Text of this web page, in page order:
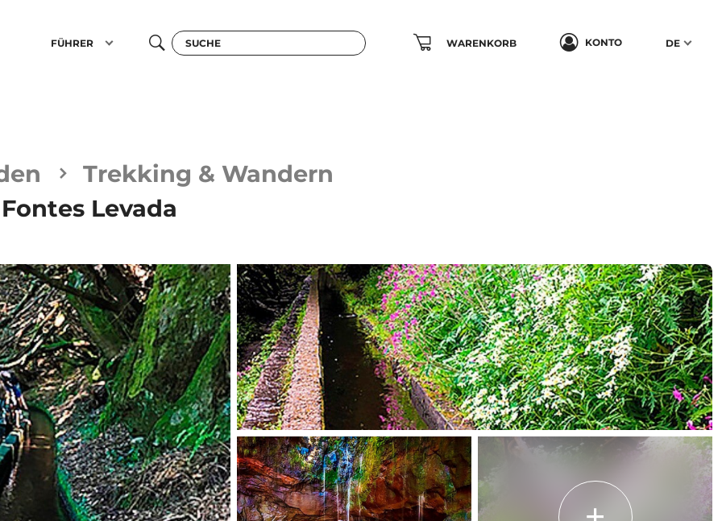
FÜHRER WARENKORB KONTO DE
Trekking & Wandern
Levada